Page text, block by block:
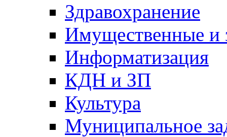
Здравохранение
Имущественные и
Информатизация
КДН и ЗП
Культура
Муниципальное